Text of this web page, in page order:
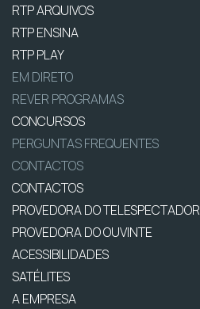
RTP ARQUIVOS
RTP ENSINA
RTP PLAY
EM DIRETO
REVER PROGRAMAS
CONCURSOS
PERGUNTAS FREQUENTES
CONTACTOS
CONTACTOS
PROVEDORA DO TELESPECTADOR
PROVEDORA DO OUVINTE
ACESSIBILIDADES
SATÉLITES
A EMPRESA